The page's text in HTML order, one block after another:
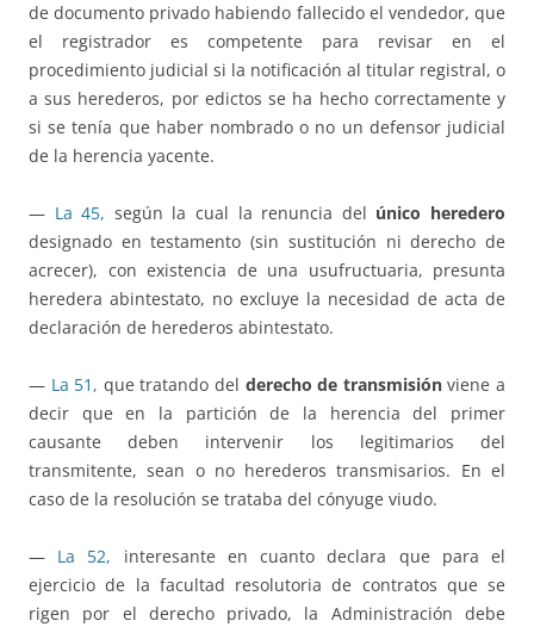
de documento privado habiendo fallecido el vendedor, que
el registrador es competente para revisar en el
procedimiento judicial si la notificación al titular registral, o
a sus herederos, por edictos se ha hecho correctamente y
si se tenía que haber nombrado o no un defensor judicial
de la herencia yacente.
— La 45, según la cual la renuncia del único heredero
designado en testamento (sin sustitución ni derecho de
acrecer), con existencia de una usufructuaria, presunta
heredera abintestato, no excluye la necesidad de acta de
declaración de herederos abintestato.
— La 51, que tratando del derecho de transmisiónviene a
decir que en la partición de la herencia del primer
causante deben intervenir los legitimarios del
transmitente, sean o no herederos transmisarios. En el
caso de la resolución se trataba del cónyuge viudo.
— La 52, interesante en cuanto declara que para el
ejercicio de la facultad resolutoria de contratos que se
rigen por el derecho privado, la Administración debe